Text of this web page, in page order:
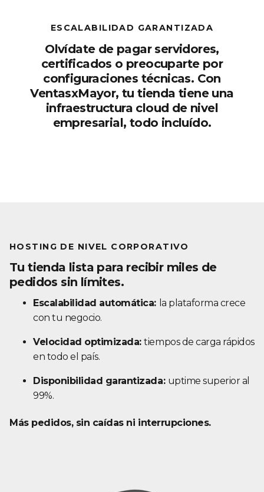
ESCALABILIDAD GARANTIZADA
Olvídate de pagar servidores,
certificados o preocuparte por
configuraciones técnicas. Con
VentasxMayor, tu tienda tiene una
infraestructura cloud de nivel
empresarial, todo incluído.
HOSTING DE NIVEL CORPORATIVO
Tu tienda lista para recibir miles de
pedidos sin límites.
Escalabilidad automática: la plataforma crece
con tu negocio.
Velocidad optimizada:tiempos de carga rápidos
en todo el país.
Disponibilidad garantizada: uptime superior al
99%.
Más pedidos, sin caídas ni interrupciones.